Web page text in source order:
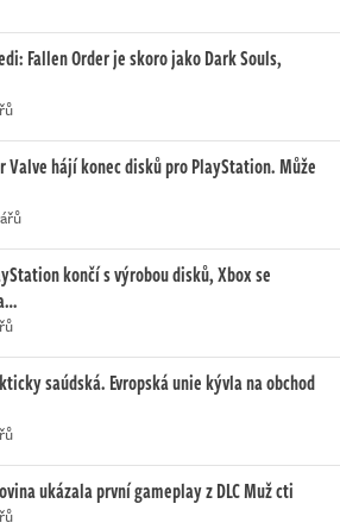
Fallen Order je skoro jako Dark Souls,
Valve hájí konec disků pro PlayStation. Může
končí s výrobou disků, Xbox se
saúdská. Evropská unie kývla na obchod
ukázala první gameplay z DLC Muž cti